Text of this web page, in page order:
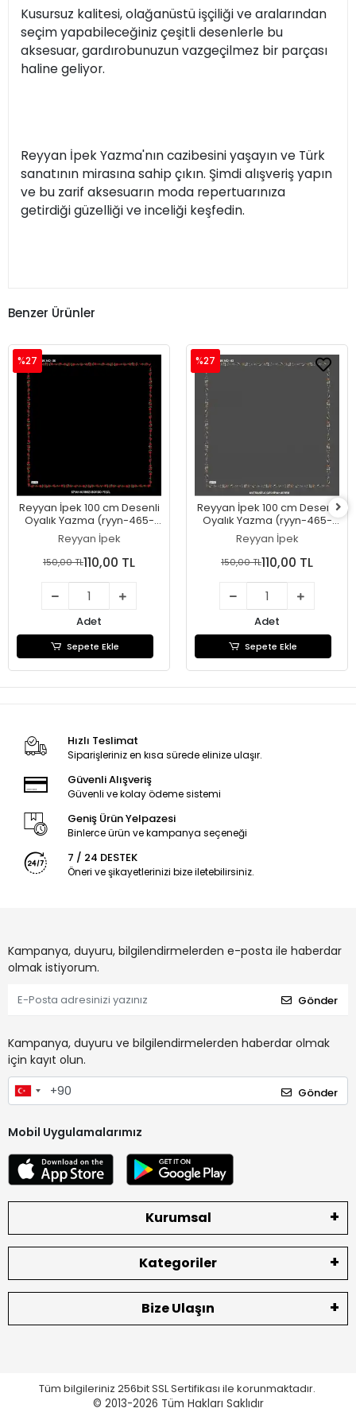
Kusursuz kalitesi, olağanüstü işçiliği ve aralarından
seçim yapabileceğiniz çeşitli desenlerle bu
aksesuar, gardırobunuzun vazgeçilmez bir parçası
haline geliyor.
Reyyan İpek Yazma'nın cazibesini yaşayın ve Türk
sanatının mirasına sahip çıkın. Şimdi alışveriş yapın
ve bu zarif aksesuarın moda repertuarınıza
getirdiği güzelliği ve inceliği keşfedin.
Benzer Ürünler
Reyyan İpek 100 cm Desenli
Oyalık Yazma (ryyn-465-
27)
Reyyan İpek
%27
150,00 TL110,00 TL
Adet
Sepete Ekle
Reyyan İpek 100 cm Desenli
Oyalık Yazma (ryyn-465-
26)
Reyyan İpek
%27
150,00 TL110,00 TL
Adet
Sepete Ekle
Hızlı Teslimat
Siparişleriniz en kısa sürede elinize ulaşır.
Güvenli Alışveriş
Güvenli ve kolay ödeme sistemi
Geniş Ürün Yelpazesi
Binlerce ürün ve kampanya seçeneği
7 / 24 DESTEK
Öneri ve şikayetlerinizi bize iletebilirsiniz.
Kampanya, duyuru, bilgilendirmelerden e-posta ile haberdar
olmak istiyorum.
Gönder
Kampanya, duyuru ve bilgilendirmelerden haberdar olmak
için kayıt olun.
Gönder
Mobil Uygulamalarımız
Kurumsal
Kategoriler
Bize Ulaşın
Tüm bilgileriniz 256bit SSL Sertifikası ile korunmaktadır.
© 2013-2026 Tüm Hakları Saklıdır